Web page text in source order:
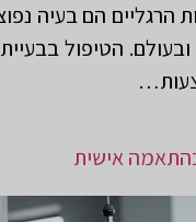
הרגליים הם בעיה
הטיפול
אישית